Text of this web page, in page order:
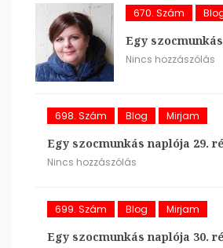
670. Szám
Egy
Nincs hozzászólás
698. Szám Blog Mirjam
Egy szocmunkás naplója 29.
Nincs hozzászólás
699. Szám Blog Mirjam
Egy szocmunkás naplója 30.